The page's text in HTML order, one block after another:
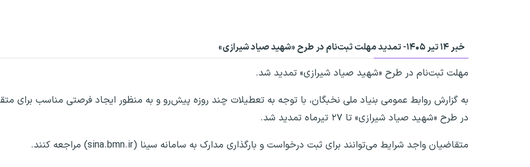
خبر ۱۴ تیر ۱۴۰۵- تمدید مهلت ثبت‌نام در طرح «شهید صیاد شیرازی»
مهلت ثبت‌نام در طرح «شهید صیاد شیرازی» تمدید شد.
به گزارش روابط عمومی بنیاد ملی نخبگان، با توجه به تعطیلات چند روزه پیش‌رو و به منظور ایجاد فرصتی مناسب برای
در طرح «شهید صیاد شیرازی» تا ۲۷ تیرماه تمدید شد.
متقاضیان واجد شرایط می‌توانند برای ثبت درخواست و بارگذاری مدارک به سامانه سینا (sina.bmn.ir) مراجعه کنند.